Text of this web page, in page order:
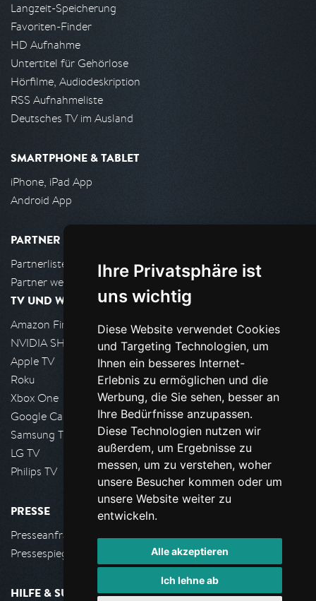
Ihre Privatsphäre ist
uns wichtig
Diese Website verwendet Cookies
und Targeting Technologien, um
Ihnen ein besseres Internet-
Erlebnis zu ermöglichen und die
Werbung, die Sie sehen, besser an
Ihre Bedürfnisse anzupassen.
Diese Technologien nutzen wir
außerdem, um Ergebnisse zu
messen, um zu verstehen, woher
unsere Besucher kommen oder um
unsere Website weiter zu
entwickeln.
Alle akzeptieren
Ich lehne ab
Langzeit-Speicherung
Favoriten-Finder
HD Aufnahme
Untertitel für Gehörlose
Hörfilme, Audiodeskription
RSS Aufnahmeliste
Deutsches TV im Ausland
SMARTPHONE & TABLET
iPhone, iPad App
Android App
PARTNER
Partnerliste
Partner werden
TV UND WOHNZIMMER
Amazon FireTV
NVIDIA SHIELD, Google TV
Apple TV
Roku
Xbox One
Google Cast
Samsung TV
LG TV
Philips TV
PRESSE
Presseanfrage stellen
Pressespiegel
HILFE & SUPPORT